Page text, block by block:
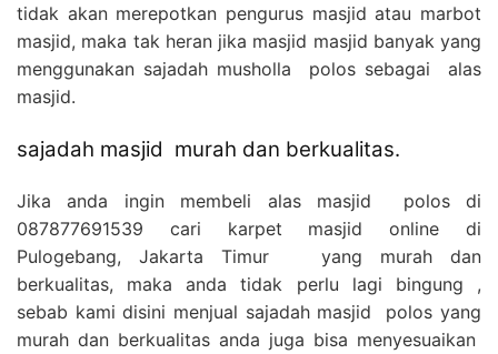
tidak akan merepotkan pengurus masjid atau marbot
masjid, maka tak heran jika masjid masjid banyak yang
menggunakan sajadah musholla polos sebagai alas
masjid.
sajadah masjid murah dan berkualitas.
Jika anda ingin membeli alas masjid polos di
087877691539 cari karpet masjid online di
Pulogebang, Jakarta Timur yang murah dan
berkualitas, maka anda tidak perlu lagi bingung ,
sebab kami disini menjual sajadah masjid polos yang
murah dan berkualitas anda juga bisa menyesuaikan